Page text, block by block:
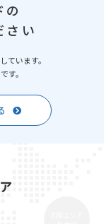
さい
ています。
す。